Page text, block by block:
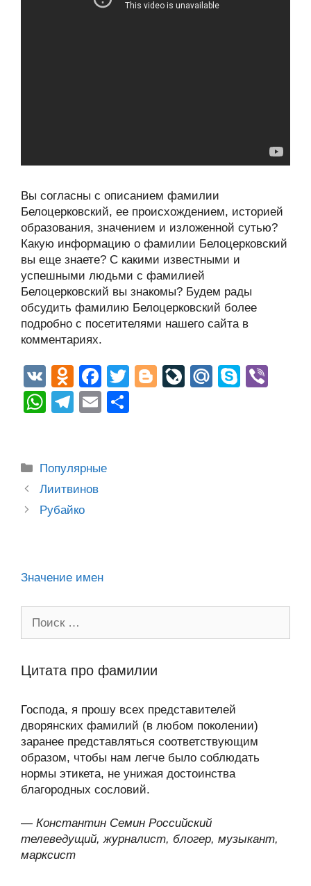
Вы согласны с описанием фамилии
Белоцерковский, ее происхождением, историей
образования, значением и изложенной сутью?
Какую информацию о фамилии Белоцерковский
вы еще знаете? С какими известными и
успешными людьми с фамилией
Белоцерковский вы знакомы? Будем рады
обсудить фамилию Белоцерковский более
подробно с посетителями нашего сайта в
комментариях.
V
K
O
d
n
kl
a
ss
F
a
c
b
T
Bl
Li
M
S
W
s
A
p
T
gr
a
m
E
Рубрики
Популярные
Post
navigation
Лиитвинов
Рубайко
Значение имен
Цитата про фамилии
Господа, я прошу всех представителей
дворянских фамилий (в любом поколении)
заранее представляться соответствующим
образом, чтобы нам легче было соблюдать
нормы этикета, не унижая достоинства
благородных сословий.
— Константин Семин Российский
телеведущий, журналист, блогер, музыкант,
марксист